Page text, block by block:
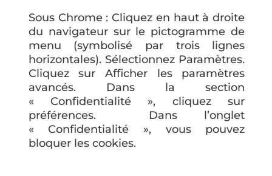
Sous Chrome : Cliquez en haut à droite
du navigateur sur le pictogramme de
menu (symbolisé par trois lignes
horizontales). Sélectionnez Paramètres.
Cliquez sur Afficher les paramètres
avancés. Dans la section
« Confidentialité », cliquez sur
préférences. Dans l’onglet
« Confidentialité », vous pouvez
bloquer les cookies.